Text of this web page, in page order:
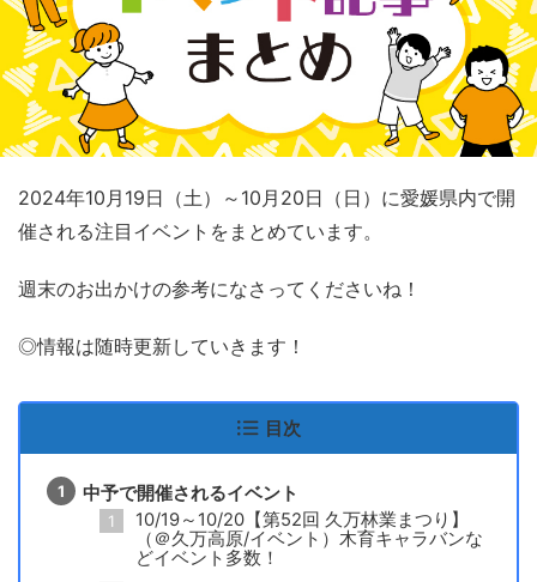
2024年10月19日（土）～10月20日（日）に愛媛県内で開
催される注目イベントをまとめています。
週末のお出かけの参考になさってくださいね！
◎情報は随時更新していきます！
目次
中予で開催されるイベント
10/19～10/20【第52回 久万林業まつり】
（＠久万高原/イベント）木育キャラバンな
どイベント多数！